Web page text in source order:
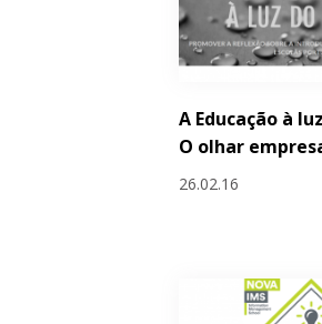
A Educação à
O olhar
26.02.16